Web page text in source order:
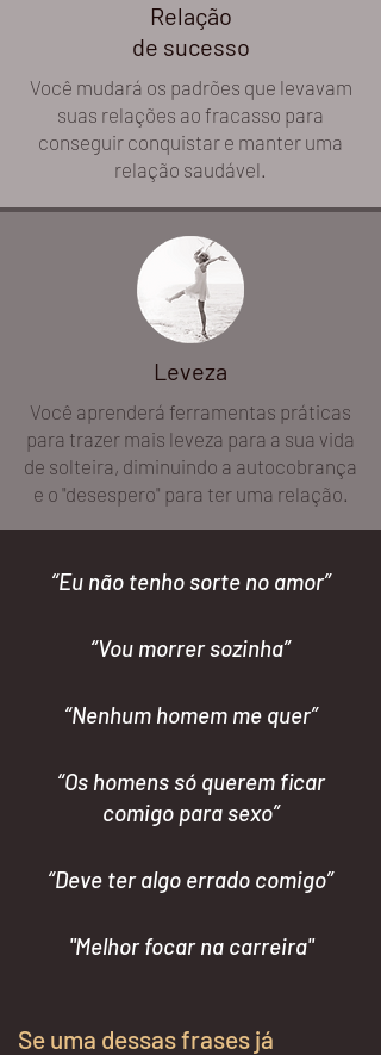
Relação
de sucesso
Você mudará os padrões que levavam
suas relações ao fracasso para
conseguir conquistar e manter uma
relação saudável.
Leveza
Você aprenderá ferramentas práticas
para trazer mais leveza para a sua vida
de solteira, diminuindo a autocobrança
e o "desespero" para ter uma relação.
“Eu não tenho sorte no amor”
“Vou morrer sozinha”
“Nenhum homem me quer”
“Os homens só querem ficar
comigo para sexo”
“Deve ter algo errado comigo”
"Melhor focar na carreira"
Se uma dessas frases já